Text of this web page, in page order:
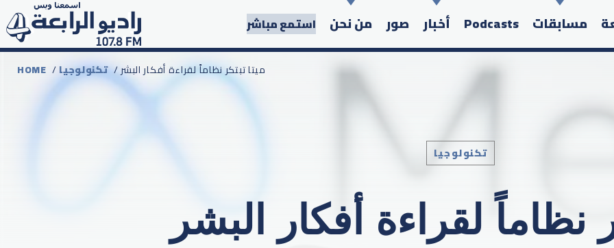
مسابقات Podcasts أخبار صور من نحن استمع مباشر
Search in the website:
HOME /تكنولوجيا / ميتا تبتكر نظاماً لقراءة أفكار البشر
تكنولوجيا
نظاماً لقراءة أفكار البشر